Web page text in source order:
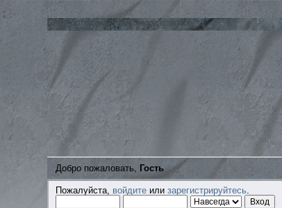
;
Сайт ортодоксальных моделистов
Добро пожаловать, Гость
Пожалуйста, войдитеили зарегистрируйтесь.